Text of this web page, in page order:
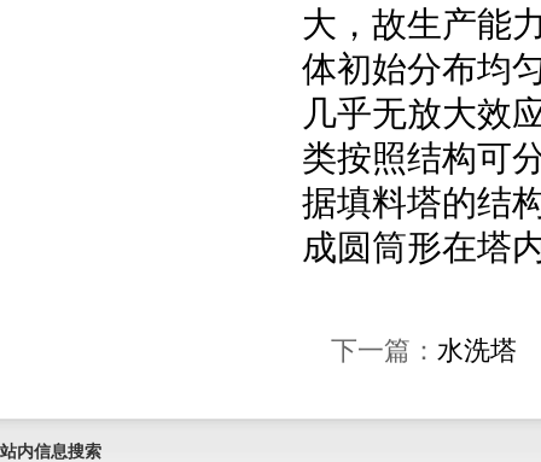
大，故生产能
体初始分布均
几乎无放大效
类按照结构可
据填料塔的结
成圆筒形在塔
下一篇： 水洗塔
站内信息搜索